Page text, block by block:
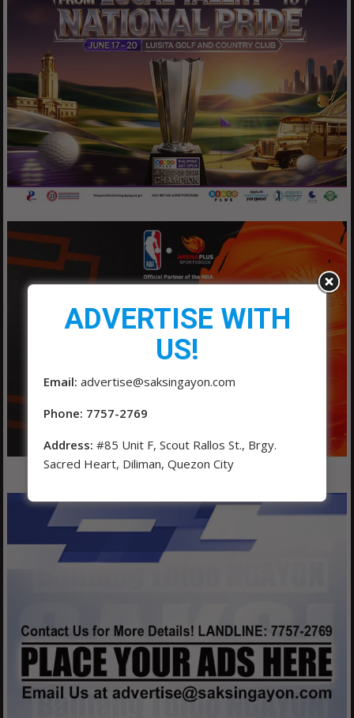
ADVERTISE WITH
US!
Email: advertise@saksingayon.com
Phone: 7757-2769
Address: #85 Unit F, Scout Rallos St., Brgy.
Sacred Heart, Diliman, Quezon City